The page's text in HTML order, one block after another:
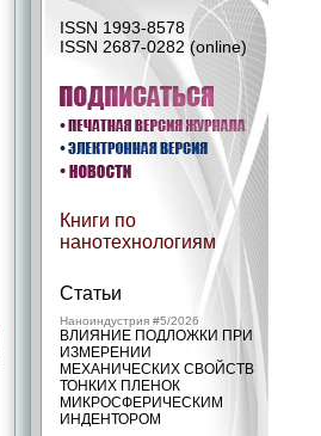
ISSN 1993-8578
ISSN 2687-0282 (online)
Книги по
нанотехнологиям
Статьи
Наноиндустрия #5/2026
ВЛИЯНИЕ ПОДЛОЖКИ ПРИ
ИЗМЕРЕНИИ
МЕХАНИЧЕСКИХ СВОЙСТВ
ТОНКИХ ПЛЕНОК
МИКРОСФЕРИЧЕСКИМ
ИНДЕНТОРОМ